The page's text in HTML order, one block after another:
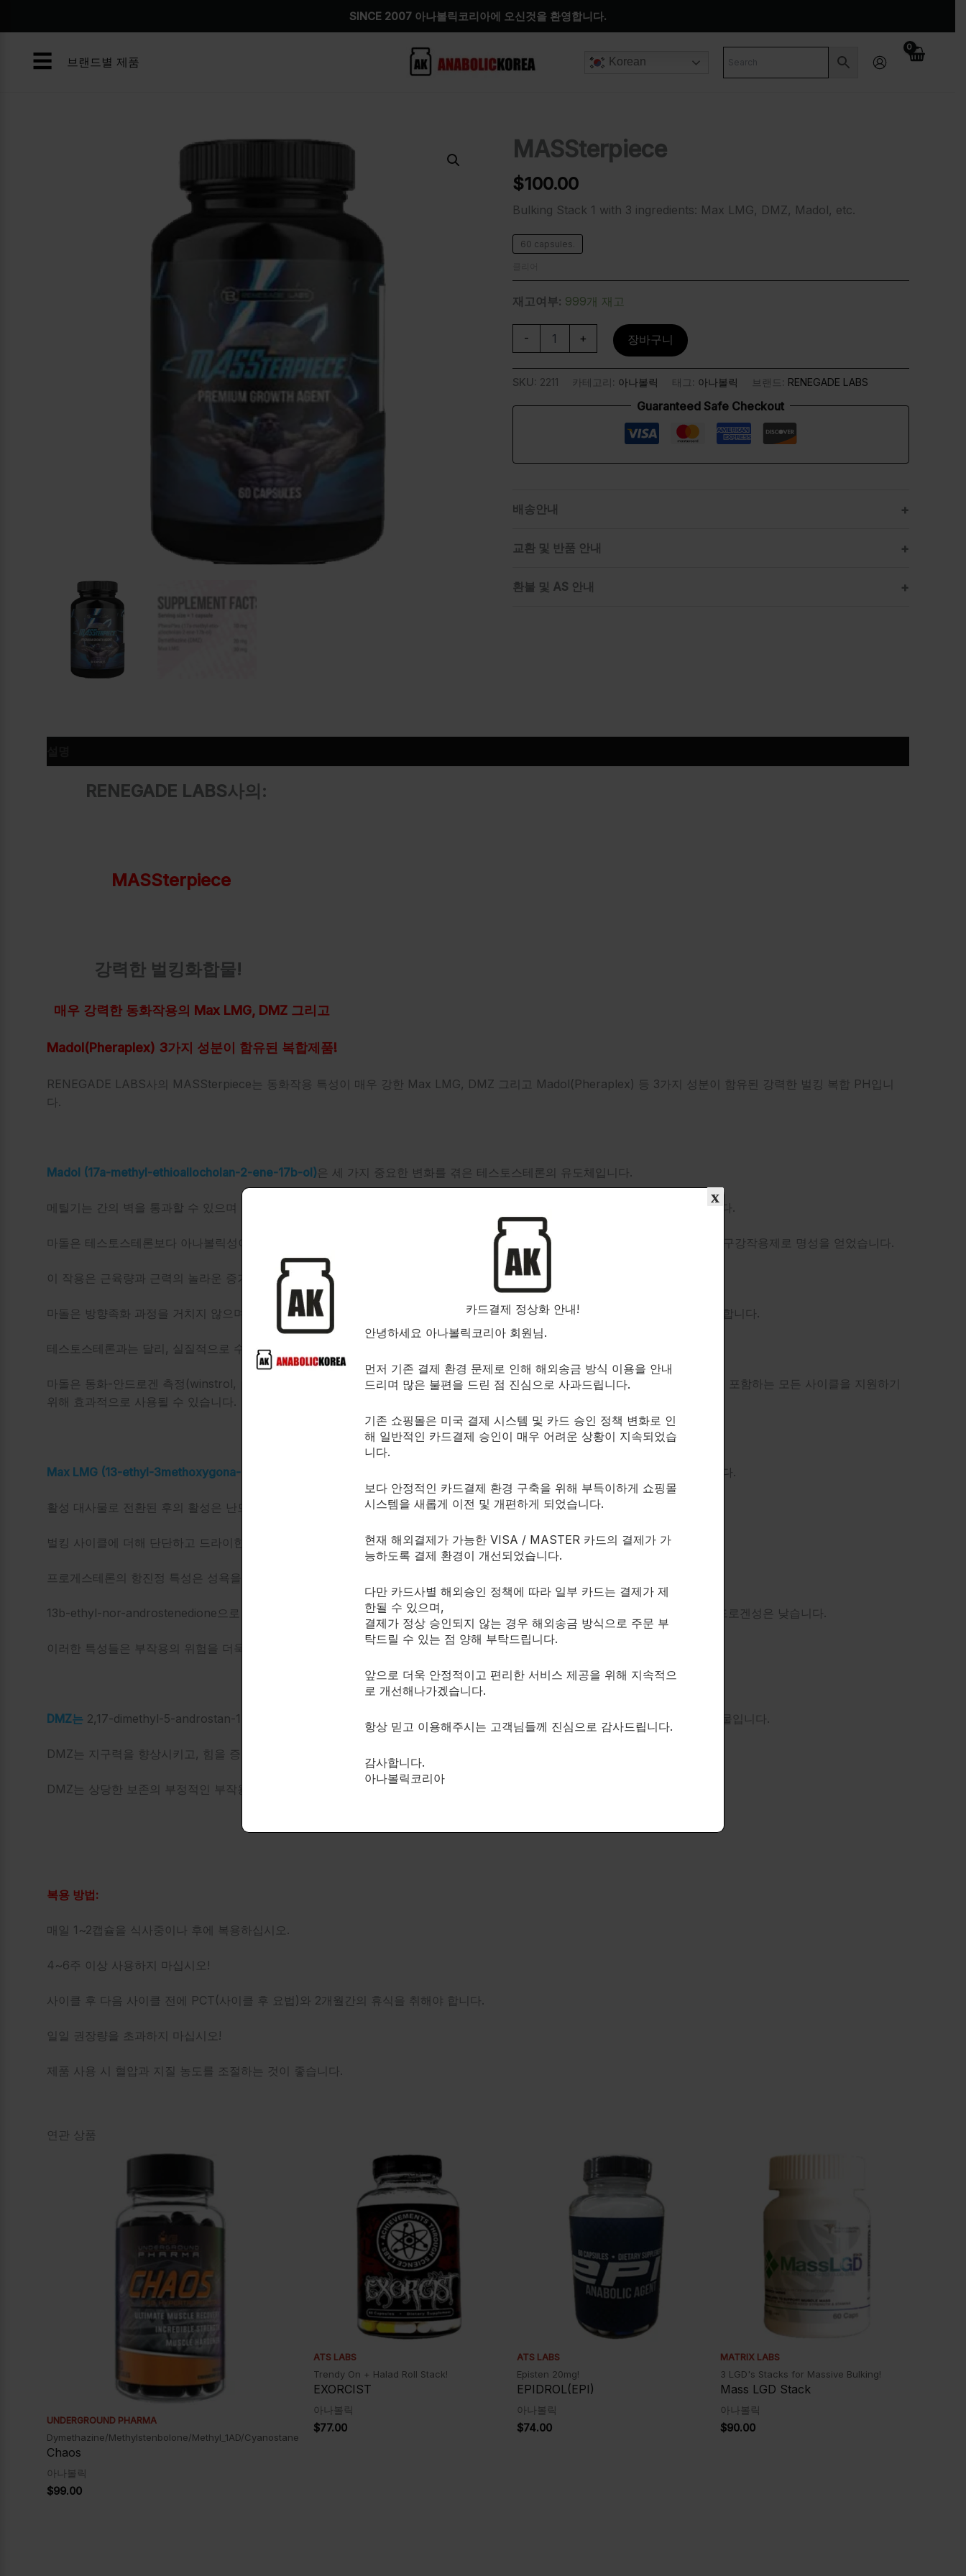
SINCE 2007 아나볼릭코리아에 오신것을 환영합니다.
☰ 브랜드별 제품 Korean
MASSterpiece
$100.00
Bulking Stack 1 with 3 ingredients: Max LMG, DMZ, Madol, etc.
60 capsules.
재고여부: 999개 재고
-
MASSterpiece
수
+ 장바구니
SKU: 2211 카테고리: 아나볼릭 태그: 아나볼릭 브랜드: RENEGADE LABS
Guaranteed Safe Checkout
배송안내
교환 및 반품 안내
환불 및 AS 안내
RENEGADE LABS사의:
MASSterpiece
강력한 벌킹화합물!
매우 강력한 동화작용의 Max LMG, DMZ 그리고
Madol(Pheraplex) 3가지 성분이 함유된 복합제품!
RENEGADE LABS사의 MASSterpiece는 동화작용 특성이 매우 강한 Max LMG, DMZ 그리고 Madol(Pheraplex) 등 3가지 성분이 함유된 강력한 벌킹 복합 PH입니
다.
Madol (17a-methyl-ethioallocholan-2-ene-17b-ol) 은 세 가지 중요한 변화를 겪은 테스토스테론의 유도체입니다.
메틸기는 간의 벽을 통과할 수 있으며 이중 결합을 추가하고 3-케토기를 제거하면 생체 활성의 증가와 더 나은 동화 효과를 결정합니다.
마돌은 테스토스테론보다 아나볼릭성이 60% 더 높고 테스토스테론의 안드로겐 성질 중 60%만 보이는 믿을 수 없을 정도로 강력한 구강작용제로 명성을 얻었습니다.
이 작용은 근육량과 근력의 놀라운 증가를 가져옵니다.
마돌은 방향족화 과정을 거치지 않으며, 이는 에스트로겐 효과(수분 보유, 여성화부작용)와 관련된 부정적인 부작용의 대부분을 야기합니다.
테스토스테론과는 달리, 실질적으로 수분 보유가 제로이기 때문에 근육 운동을 위한 완벽한 척도가 됩니다.
마돌은 동화-안드로겐 측정(winstrol, primobolan, deca-durabolin, dianabol, anawar, turinabol, equipoise 그리고 trenbolone)을 포함하는 모든 사이클을 지원하기
위해 효과적으로 사용될 수 있습니다.
Max LMG (13-ethyl-3methoxygona-2, 5 (10) -dien-17-one)는 낮은 수분 보유로 근육량이 지속적으로 성장하도록 설계된 PH입니다.
활성 대사물로 전환된 후의 활성은 난드롤론 활성보다 더 강력한 것으로 여겨집니다.
벌킹 사이클에 더해 단단하고 드라이한 근육의 효과를 줍니다.
프로게스테론의 항진정 특성은 성욕을 증가시키고 에스트로겐의 과다 섭취로 인한 부작용을 감소시킵니다.
13b-ethyl-nor-androstenedione으로 알려진 대사물은 위산에서 생성되며, 동화작용 특성은 테스토스테론의 특성과 유사하지만 안드로겐성은 낮습니다.
이러한 특성들은 부작용의 위험을 더욱 줄일 수 있습니다.
DMZ는2,17-dimethyl-5-androstan-17-ol-3,3′-azine을 기반으로 한 제품으로, 빠른 근육량 증가를 제공하는 매우 강력한 활성 화합물입니다.
DMZ는 지구력을 향상시키고, 힘을 증가시켜, 우리가 더 집중적으로 훈련할 수 있게 해줍니다.
DMZ는 상당한 보존의 부정적인 부작용 없이 높은 품질의 효과를 제공합니다.
복용 방법:
매일 1~2캡슐을 식사중이나 후에 복용하십시오.
4~6주 이상 사용하지 마십시오!
사이클 후 다음 사이클 전에 PCT(사이클 후 요법)와 2개월간의 휴식을 취해야 합니다.
일일 권장량을 초과하지 마십시오!
제품 사용 시 혈압과 지질 농도를 조절하는 것이 좋습니다.
연관 상품
UNDERGROUND PHARMA
Dymethazine/Methylstenbolone/Methyl_1AD/Cyanostane
Chaos
아나볼릭
$99.00
ATS LABS
Trendy On + Halad Roll Stack!
EXORCIST
아나볼릭
$77.00
ATS LABS
Episten 20mg!
EPIDROL(EPI)
아나볼릭
$74.00
MATRIX LABS
3 LGD's Stacks for Massive Bulking!
Mass LGD Stack
아나볼릭
$90.00
카드결제 정상화 안내!
안녕하세요 아나볼릭코리아 회원님.
먼저 기존 결제 환경 문제로 인해 해외송금 방식 이용을 안내
드리며 많은 불편을 드린 점 진심으로 사과드립니다.
기존 쇼핑몰은 미국 결제 시스템 및 카드 승인 정책 변화로 인
해 일반적인 카드결제 승인이 매우 어려운 상황이 지속되었습
니다.
보다 안정적인 카드결제 환경 구축을 위해 부득이하게 쇼핑몰
시스템을 새롭게 이전 및 개편하게 되었습니다.
현재 해외결제가 가능한 VISA / MASTER 카드의 결제가 가
능하도록 결제 환경이 개선되었습니다.
다만 카드사별 해외승인 정책에 따라 일부 카드는 결제가 제
한될 수 있으며,
결제가 정상 승인되지 않는 경우 해외송금 방식으로 주문 부
탁드릴 수 있는 점 양해 부탁드립니다.
앞으로 더욱 안정적이고 편리한 서비스 제공을 위해 지속적으
로 개선해나가겠습니다.
항상 믿고 이용해주시는 고객님들께 진심으로 감사드립니다.
감사합니다.
아나볼릭코리아
x